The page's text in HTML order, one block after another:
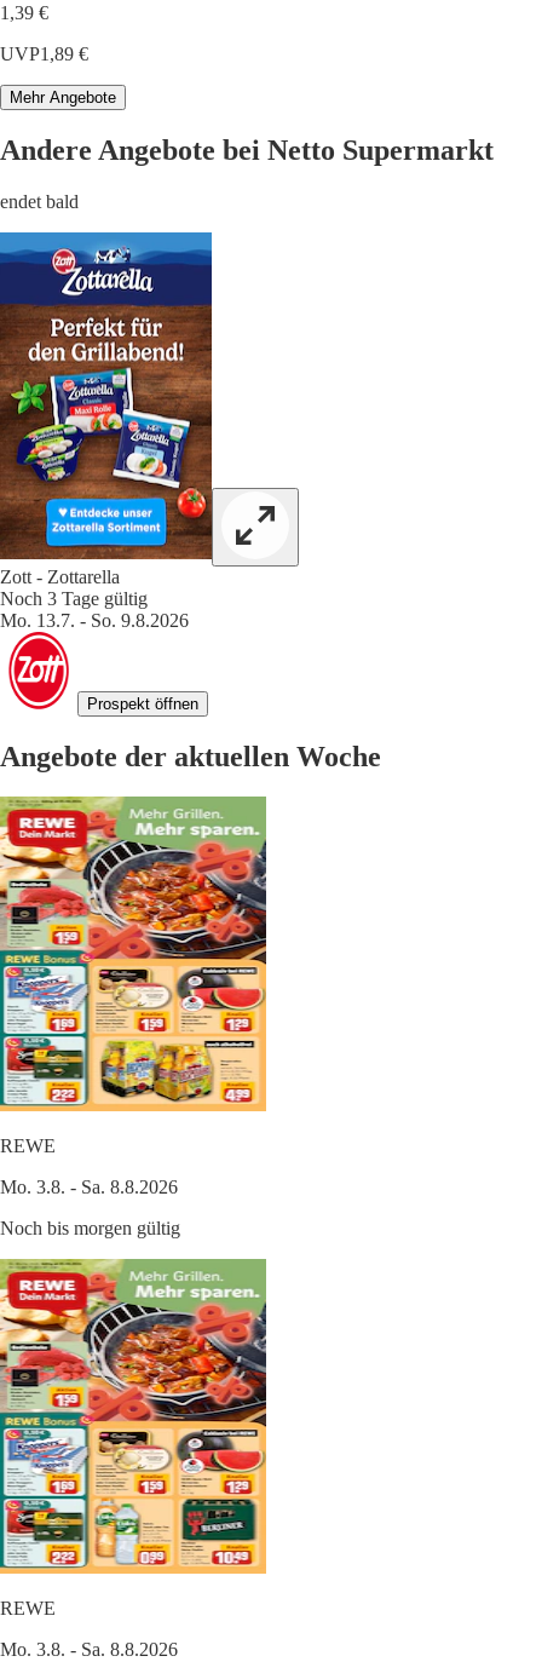
1,39 €
UVP1,89 €
Mehr Angebote
Andere Angebote bei Netto Supermarkt
endet bald
Zott - Zottarella
Noch 3 Tage gültig
Mo. 13.7. - So. 9.8.2026
Prospekt öffnen
Angebote der aktuellen Woche
REWE
Mo. 3.8. - Sa. 8.8.2026
Noch bis morgen gültig
REWE
Mo. 3.8. - Sa. 8.8.2026